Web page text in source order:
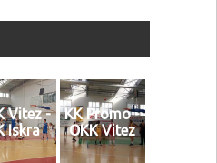
Vitez -
Iskra
KK Promo -
OKK Vitez